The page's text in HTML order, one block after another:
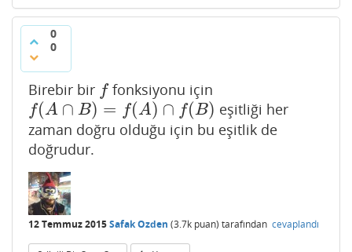
0
0
Birebir bir f
f fonksiyonu için
f(A ∩ B) = f(A) ∩ f(B)
f(A∩B)= f(A) ∩f( B)
eşitliği her
zaman doğru olduğu için bu eşitlik de
doğrudur.
12 Temmuz 2015Safak Ozden (3.7k puan) tarafından cevaplandı